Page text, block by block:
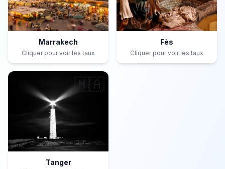
Marrakech
Cliquer pour voir les taux
Fès
Cliquer pour voir les taux
🇲🇦
Tanger